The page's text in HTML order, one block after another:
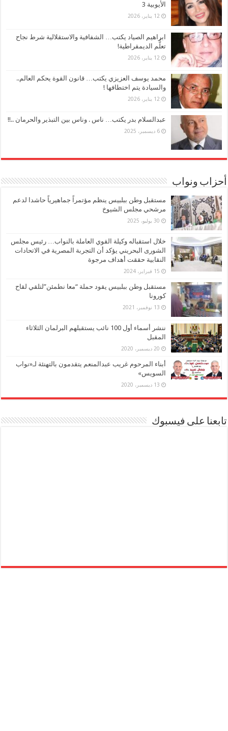
الأيوبية 3
12 يناير، 2026
ابراهيم الصياد يكتب… الشفافية والاستقلالية شرط نجاح
تعلُّم الديمقراطية!
12 يناير، 2026
محمد يوسف العزيزي يكتب… قانون القوة يحكم العالم..
والسيادة يتم اختطافها !
12 يناير، 2026
عبدالسلام بدر يكتب… ناس . وناس بين التبذير والحرمان ..!!
6 ديسمبر، 2025
أحزاب ونواب
مستقبل وطن ببلبيس ينظم مؤتمراً جماهيرياً حاشدا لدعم
مرشحي مجلس الشيوخ
30 يوليو، 2025
خلال استقباله وكيلة القوي العاملة بالنواب… رئيس مجلس
الشورى البحريني يؤكد أن التجربة المصرية في الاتحادات
النقابية حققت أهداف مرجوة
15 فبراير، 2024
مستقبل وطن ببلبيس يقود حملة “معا نطمئن”لتلقي لقاح
كورونا
13 نوفمبر، 2021
ننشر أسماء أول 100 نائب يستقبلهم البرلمان الثلاثاء
المقبل
20 ديسمبر، 2020
أبناء المرحوم غريب عبدالمنعم يتقدمون بالتهنئة لـ«نواب
السويس»
13 ديسمبر، 2020
تابعنا على فيسبوك